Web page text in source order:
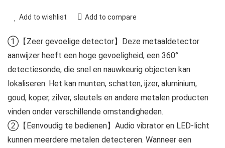
Add to wishlist Add to compare
①【Zeer gevoelige detector】Deze metaaldetector
aanwijzer heeft een hoge gevoeligheid, een 360°
detectiesonde, die snel en nauwkeurig objecten kan
lokaliseren. Het kan munten, schatten, ijzer, aluminium,
goud, koper, zilver, sleutels en andere metalen producten
vinden onder verschillende omstandigheden.
②【Eenvoudig te bedienen】Audio vibrator en LED-licht
kunnen meerdere metalen detecteren. Wanneer een